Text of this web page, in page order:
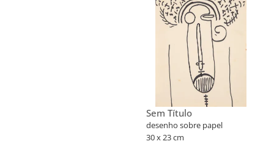
Sem Título
desenho sobre papel
30 x 23 cm